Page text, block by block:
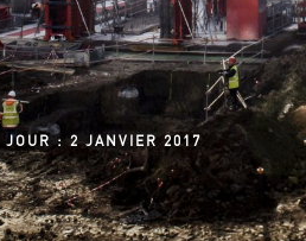
JOUR :2 JANVIER 2017